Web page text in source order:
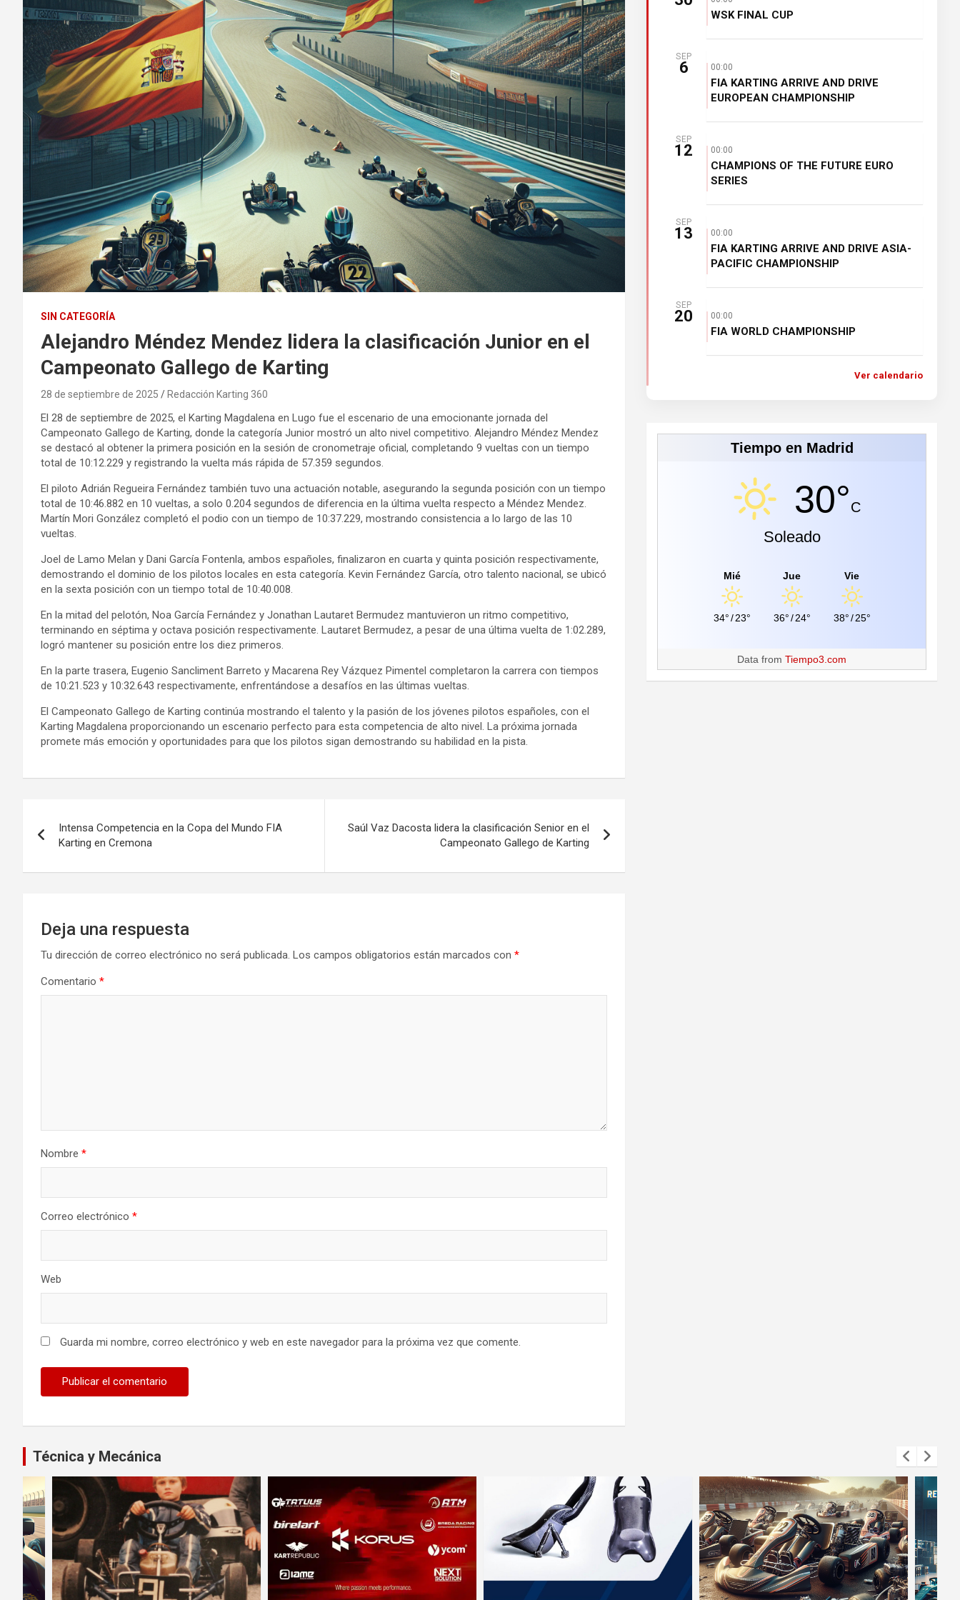
SIN CATEGORÍA
Alejandro Méndez Mendez lidera la clasificación Junior en el
Campeonato Gallego de Karting
28 de septiembre de 2025 Redacción Karting 360
El 28 de septiembre de 2025, el Karting Magdalena en Lugo fue el escenario de una emocionante jornada del
Campeonato Gallego de Karting, donde la categoría Junior mostró un alto nivel competitivo. Alejandro Méndez Mendez
se destacó al obtener la primera posición en la sesión de cronometraje oficial, completando 9 vueltas con un tiempo
total de 10:12.229 y registrando la vuelta más rápida de 57.359 segundos.
El piloto Adrián Regueira Fernández también tuvo una actuación notable, asegurando la segunda posición con un tiempo
total de 10:46.882 en 10 vueltas, a solo 0.204 segundos de diferencia en la última vuelta respecto a Méndez Mendez.
Martín Mori González completó el podio con un tiempo de 10:37.229, mostrando consistencia a lo largo de las 10
vueltas.
Joel de Lamo Melan y Dani García Fontenla, ambos españoles, finalizaron en cuarta y quinta posición respectivamente,
demostrando el dominio de los pilotos locales en esta categoría. Kevin Fernández García, otro talento nacional, se ubicó
en la sexta posición con un tiempo total de 10:40.008.
En la mitad del pelotón, Noa García Fernández y Jonathan Lautaret Bermudez mantuvieron un ritmo competitivo,
terminando en séptima y octava posición respectivamente. Lautaret Bermudez, a pesar de una última vuelta de 1:02.289,
logró mantener su posición entre los diez primeros.
En la parte trasera, Eugenio Sancliment Barreto y Macarena Rey Vázquez Pimentel completaron la carrera con tiempos
de 10:21.523 y 10:32.643 respectivamente, enfrentándose a desafíos en las últimas vueltas.
El Campeonato Gallego de Karting continúa mostrando el talento y la pasión de los jóvenes pilotos españoles, con el
Karting Magdalena proporcionando un escenario perfecto para esta competencia de alto nivel. La próxima jornada
promete más emoción y oportunidades para que los pilotos sigan demostrando su habilidad en la pista.
de
entradas
Intensa Competencia en la Copa del Mundo FIA
Karting en Cremona
Saúl Vaz Dacosta lidera la clasificación Senior en el
Campeonato Gallego de Karting
Deja una respuesta
Tu dirección de correo electrónico no será publicada. Los campos obligatorios están marcados con *
Comentario *
Nombre *
Correo electrónico *
Web
Guarda mi nombre, correo electrónico y web en este navegador para la próxima vez que comente.
WSK FINAL CUP
SEP
6 00:00
FIA KARTING ARRIVE AND DRIVE
EUROPEAN CHAMPIONSHIP
SEP
12 00:00
CHAMPIONS OF THE FUTURE EURO
SERIES
SEP
13 00:00
FIA KARTING ARRIVE AND DRIVE ASIA-
PACIFIC CHAMPIONSHIP
SEP
20 00:00
FIA WORLD CHAMPIONSHIP
Ver calendario
Tiempo en Madrid
30°C
Soleado
Mié
34°/ 23°
Jue
36°/ 24°
Vie
38°/ 25°
Data fromTiempo3.com
Técnica y Mecánica